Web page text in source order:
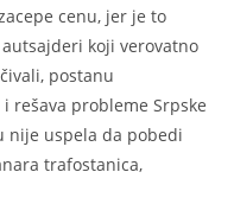
cenu, jer je to
koji verovatno
postanu
rešava probleme Srpske
nije uspela da pobedi
trafostanica,